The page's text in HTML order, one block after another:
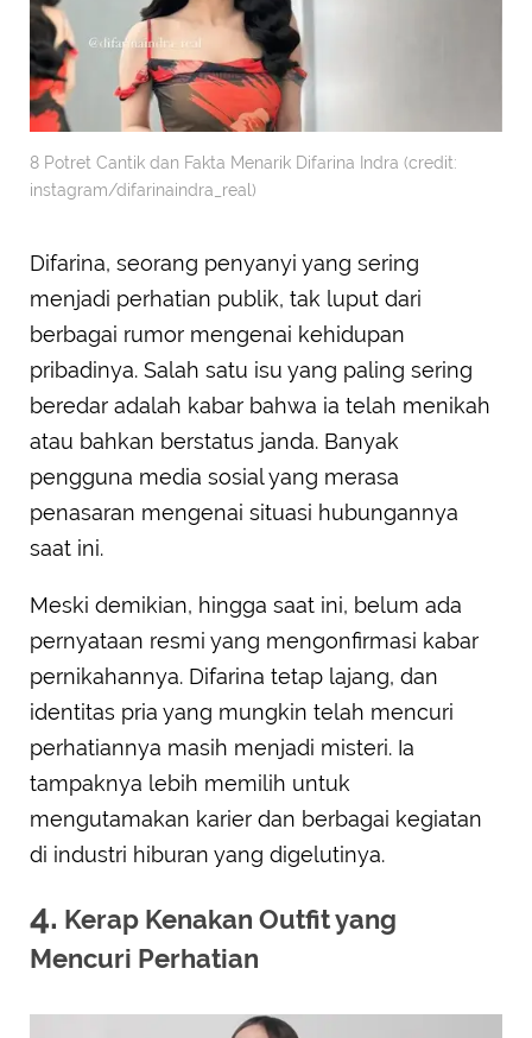
8 Potret Cantik dan Fakta Menarik Difarina Indra (credit:
instagram/difarinaindra_real)
Difarina, seorang penyanyi yang sering
menjadi perhatian publik, tak luput dari
berbagai rumor mengenai kehidupan
pribadinya. Salah satu isu yang paling sering
beredar adalah kabar bahwa ia telah menikah
atau bahkan berstatus janda. Banyak
pengguna media sosial yang merasa
penasaran mengenai situasi hubungannya
saat ini.
Meski demikian, hingga saat ini, belum ada
pernyataan resmi yang mengonfirmasi kabar
pernikahannya. Difarina tetap lajang, dan
identitas pria yang mungkin telah mencuri
perhatiannya masih menjadi misteri. Ia
tampaknya lebih memilih untuk
mengutamakan karier dan berbagai kegiatan
di industri hiburan yang digelutinya.
4. Kerap Kenakan Outfit yang
Mencuri Perhatian